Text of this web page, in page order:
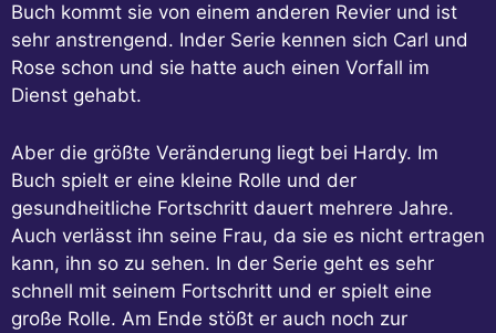
Buch kommt sie von einem anderen Revier und ist
sehr anstrengend. Inder Serie kennen sich Carl und
Rose schon und sie hatte auch einen Vorfall im
Dienst gehabt.
Aber die größte Veränderung liegt bei Hardy. Im
Buch spielt er eine kleine Rolle und der
gesundheitliche Fortschritt dauert mehrere Jahre.
Auch verlässt ihn seine Frau, da sie es nicht ertragen
kann, ihn so zu sehen. In der Serie geht es sehr
schnell mit seinem Fortschritt und er spielt eine
große Rolle. Am Ende stößt er auch noch zur